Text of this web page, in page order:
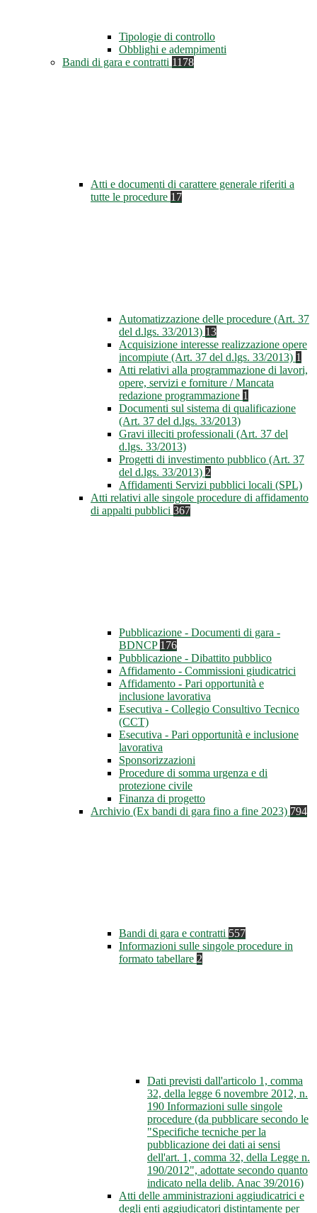
Tipologie di controllo
Obblighi e adempimenti
Bandi di gara e contratti 1178
Atti e documenti di carattere generale riferiti a
tutte le procedure 17
Automatizzazione delle procedure (Art. 37
del d.lgs. 33/2013) 13
Acquisizione interesse realizzazione opere
incompiute (Art. 37 del d.lgs. 33/2013) 1
Atti relativi alla programmazione di lavori,
opere, servizi e forniture / Mancata
redazione programmazione 1
Documenti sul sistema di qualificazione
(Art. 37 del d.lgs. 33/2013)
Gravi illeciti professionali (Art. 37 del
d.lgs. 33/2013)
Progetti di investimento pubblico (Art. 37
del d.lgs. 33/2013) 2
Affidamenti Servizi pubblici locali (SPL)
Atti relativi alle singole procedure di affidamento
di appalti pubblici 367
Pubblicazione - Documenti di gara -
BDNCP 176
Pubblicazione - Dibattito pubblico
Affidamento - Commissioni giudicatrici
Affidamento - Pari opportunità e
inclusione lavorativa
Esecutiva - Collegio Consultivo Tecnico
(CCT)
Esecutiva - Pari opportunità e inclusione
lavorativa
Sponsorizzazioni
Procedure di somma urgenza e di
protezione civile
Finanza di progetto
Archivio (Ex bandi di gara fino a fine 2023) 794
Bandi di gara e contratti 557
Informazioni sulle singole procedure in
formato tabellare 2
Dati previsti dall'articolo 1, comma
32, della legge 6 novembre 2012, n.
190 Informazioni sulle singole
procedure (da pubblicare secondo le
"Specifiche tecniche per la
pubblicazione dei dati ai sensi
dell'art. 1, comma 32, della Legge n.
190/2012", adottate secondo quanto
indicato nella delib. Anac 39/2016)
Atti delle amministrazioni aggiudicatrici e
degli enti aggiudicatori distintamente per